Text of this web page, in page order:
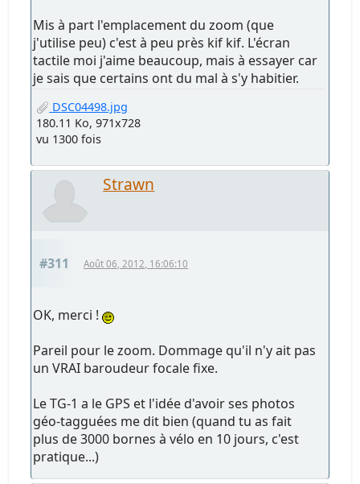
Mis à part l'emplacement du zoom (que
j'utilise peu) c'est à peu près kif kif. L'écran
tactile moi j'aime beaucoup, mais à essayer car
je sais que certains ont du mal à s'y habitier.
DSC04498.jpg
180.11 Ko, 971x728
vu 1300 fois
Strawn
#311 Août 06, 2012, 16:06:10
OK, merci !
Pareil pour le zoom. Dommage qu'il n'y ait pas
un VRAI baroudeur focale fixe.
Le TG-1 a le GPS et l'idée d'avoir ses photos
géo-tagguées me dit bien (quand tu as fait
plus de 3000 bornes à vélo en 10 jours, c'est
pratique...)